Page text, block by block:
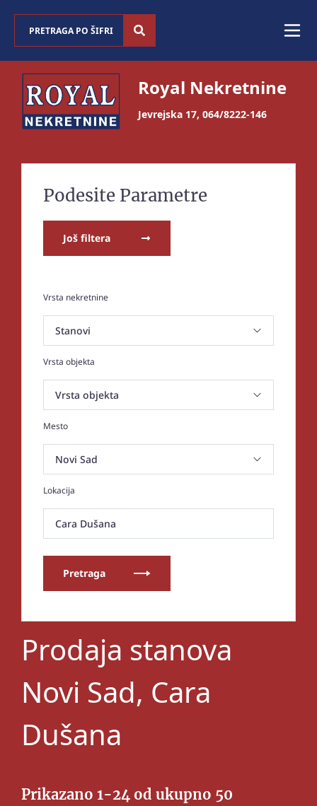
Royal Nekretnine
Jevrejska 17, 064/8222-146
Podesite Parametre
Još filtera
Vrsta nekretnine
Vrsta objekta
Mesto
Lokacija
Cara Dušana
Pretraga
Prodaja stanova
Novi Sad, Cara
Dušana
Prikazano 1-24 od ukupno 50